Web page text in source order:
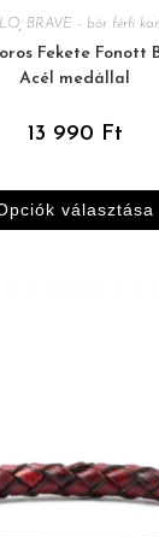
, BRAVE - bőr férfi
Fekete Fonott
Acél medállal
13 990 Ft
választása